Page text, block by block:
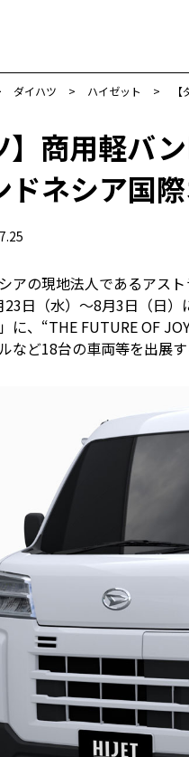
ダイハツ > ハイゼット >
】商用軽バ
ドネシア国
アの現地法人であるアス
日（水）～8月3日（日
に、“THE FUTURE OF
など18台の車両等を出展す